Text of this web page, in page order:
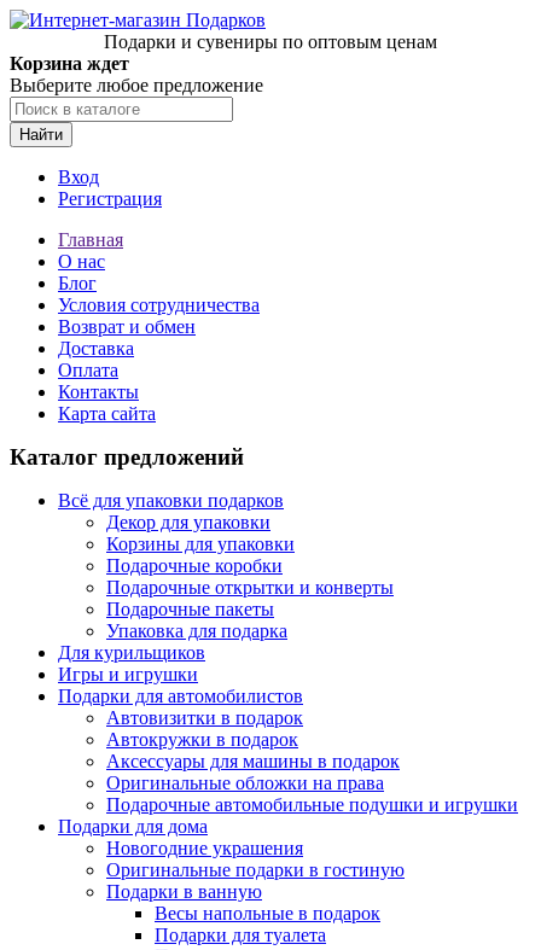
Подарки и сувениры по оптовым ценам
Корзина ждет
Выберите любое предложение
Найти
Вход
Регистрация
Главная
О нас
Блог
Условия сотрудничества
Возврат и обмен
Доставка
Оплата
Контакты
Карта сайта
Каталог предложений
Всё для упаковки подарков
Декор для упаковки
Корзины для упаковки
Подарочные коробки
Подарочные открытки и конверты
Подарочные пакеты
Упаковка для подарка
Для курильщиков
Игры и игрушки
Подарки для автомобилистов
Автовизитки в подарок
Автокружки в подарок
Аксессуары для машины в подарок
Оригинальные обложки на права
Подарочные автомобильные подушки и игрушки
Подарки для дома
Новогодние украшения
Оригинальные подарки в гостиную
Подарки в ванную
Весы напольные в подарок
Подарки для туалета